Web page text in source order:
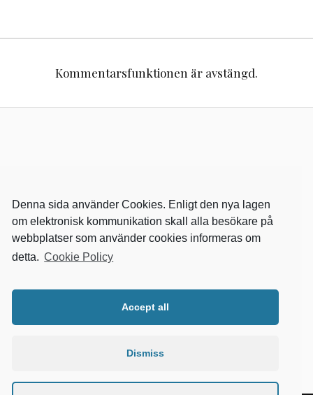
Kommentarsfunktionen är avstängd.
Denna sida använder Cookies. Enligt den nya lagen
om elektronisk kommunikation skall alla besökare på
webbplatser som använder cookies informeras om
detta. Cookie Policy
Accept all
Dismiss